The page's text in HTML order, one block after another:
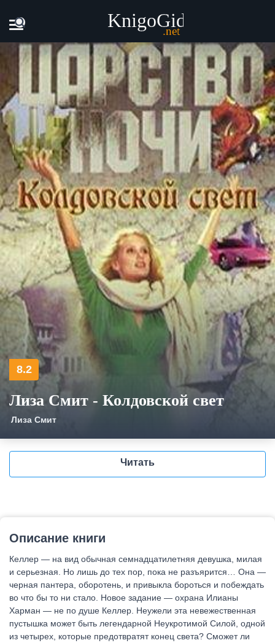
Главная Лиза Смит - Колдовской свет
8.2
Лиза Смит - Колдовской свет
Лиза Смит
Читать
Описание книги
Келлер — на вид обычная семнадцатилетняя девушка, милая
и серьезная. Но лишь до тех пор, пока не разъярится… Она —
черная пантера, оборотень, и привыкла бороться и побеждать
во что бы то ни стало. Новое задание — охрана Илианы
Харман — не по душе Келлер. Неужели эта невежественная
пустышка может быть легендарной Неукротимой Силой, одной
из четырех, которые предотвратят конец света? Сможет ли